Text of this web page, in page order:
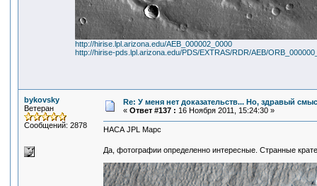
http://hirise.lpl.arizona.edu/AEB_000002_0000
http://hirise-pds.lpl.arizona.edu/PDS/EXTRAS/RDR/AEB/
bykovsky
Ветеран
Сообщений: 2878
Re: У меня нет доказательств... Но, здравый
« Ответ #137 : 16 Ноября 2011, 15:24:30 »
НАСА JPL Марс
Да, фотографии определенно интересные. Странные